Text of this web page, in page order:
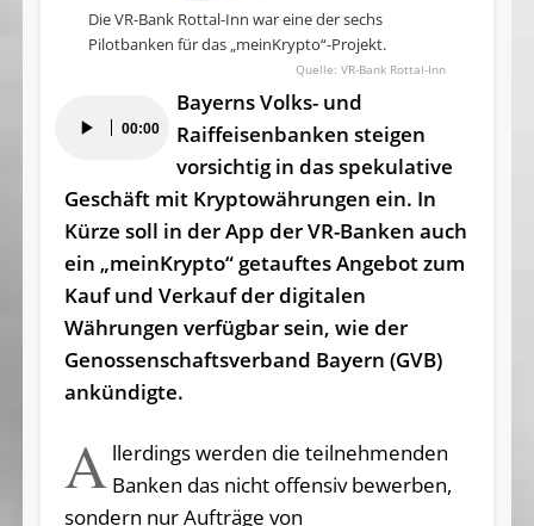
Die VR-Bank Rottal-Inn war eine der sechs
Pilotbanken für das „meinKrypto“-Projekt.
VR-Bank Rottal-Inn
Player 00:00
Bayerns Volks- und
Raiffeisenbanken steigen
vorsichtig in das spekulative
Geschäft mit Kryptowährungen ein. In
Kürze soll in der App der VR-Banken auch
ein „meinKrypto“ getauftes Angebot zum
Kauf und Verkauf der digitalen
Währungen verfügbar sein, wie der
Genossenschaftsverband Bayern (GVB)
ankündigte.
A llerdings werden die teilnehmenden
Banken das nicht offensiv bewerben,
sondern nur Aufträge von